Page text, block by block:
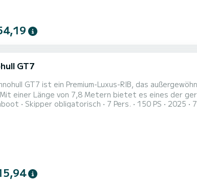
GT7
GT7 ist ein Premium-Luxus-RIB, das
einer Länge von 7,8 Metern bietet es eines der
Inselhüpfen, private Ausflüge und luxuriöse Seetransfers.
Skipper obligatorisch 7 Pers. 150 PS 2025